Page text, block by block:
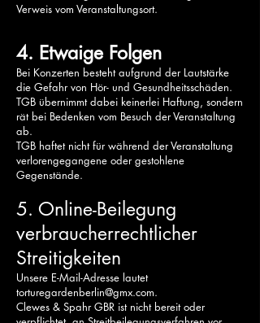
Verweis vom Veranstaltungsort.
4. Etwaige Folgen
Bei Konzerten besteht aufgrund der Lautstärke
die Gefahr von Hör- und Gesundheitsschäden.
TGB übernimmt dabei keinerlei Haftung, sondern
rät bei Bedenken vom Besuch der Veranstaltung
ab.
TGB haftet nicht für während der Veranstaltung
verlorengegangene oder gestohlene
Gegenstände.
5. Online-Beilegung
verbraucherrechtlicher
Streitigkeiten
Unsere E-Mail-Adresse lautet
torturegardenberlin@gmx.com.
Clewes & Spahr GBR ist nicht bereit oder